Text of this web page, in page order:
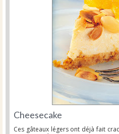
Cheesecake
Ces gâteaux légers ont déjà fait